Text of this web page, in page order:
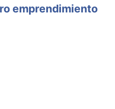
emprendimiento